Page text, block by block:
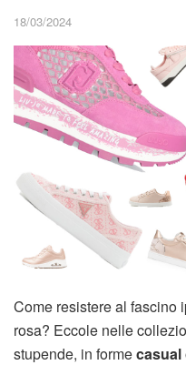
18/03/2024
Come resistere al fascino
rosa? Eccole nelle
stupende, in formecasual